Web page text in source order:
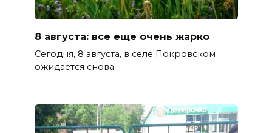
8 августа: все еще очень жарко
Сегодня, 8 августа, в селе Покровском
ожидается снова